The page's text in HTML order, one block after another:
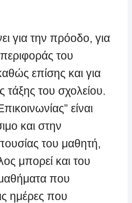
για την πρόοδο, για
του
επίσης και για
τάξης του σχολείου.
είναι
και στην
του μαθητή,
μπορεί και του
που
ημέρες που